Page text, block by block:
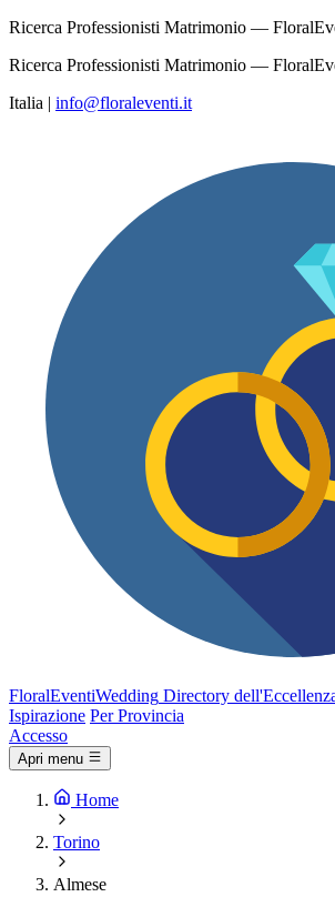
Ricerca Professionisti Matrimonio —
Ricerca Professionisti Matrimonio —
Italia | info@floraleventi.it
FloralEventiWedding Directory
Ispirazione Per Provincia
Accesso
Apri menu
Home
Torino
Almese